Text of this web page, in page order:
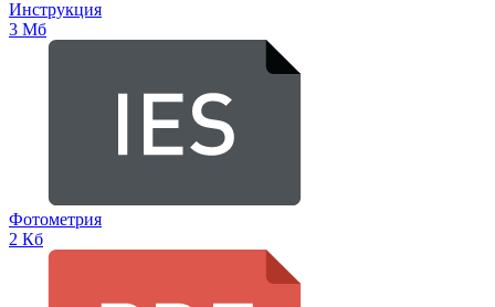
Инструкция
3 Мб
Фотометрия
2 Кб